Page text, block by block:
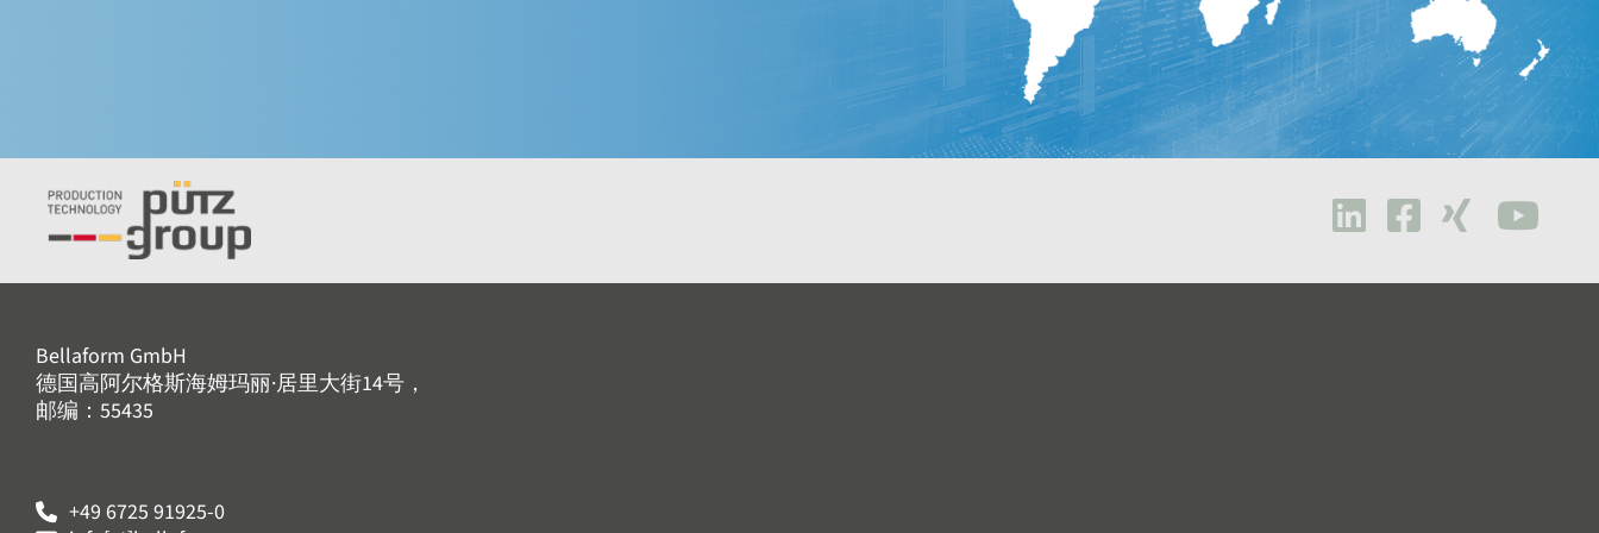
Bellaform GmbH
德国高阿尔格斯海姆玛丽·居里大街14号，
邮编：55435
+49 6725 91925-0